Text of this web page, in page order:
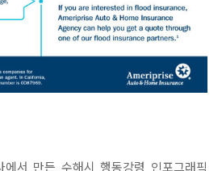
서 만든 수해시 행동강령 인포그래픽